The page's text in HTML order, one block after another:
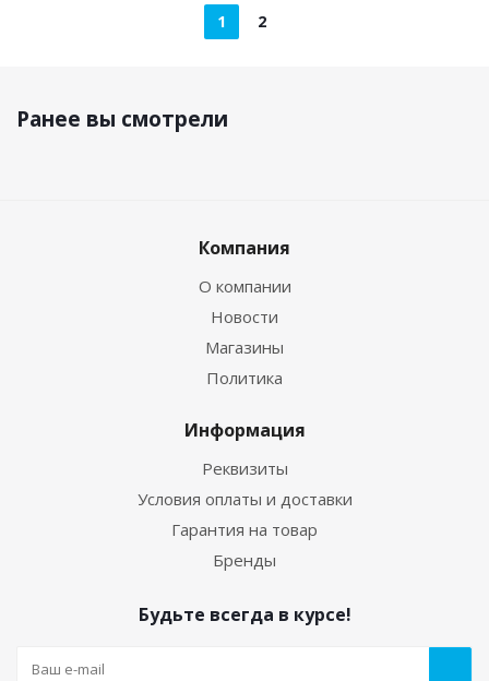
1 2
Ранее вы смотрели
Компания
О компании
Новости
Магазины
Политика
Информация
Реквизиты
Условия оплаты и доставки
Гарантия на товар
Бренды
Будьте всегда в курсе!